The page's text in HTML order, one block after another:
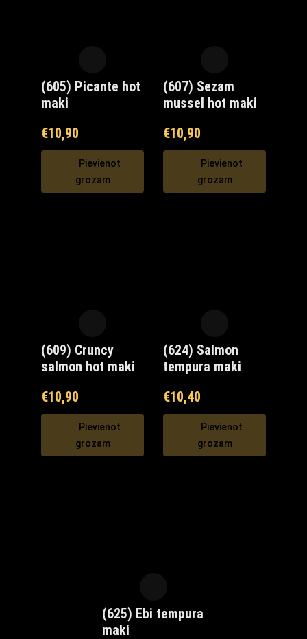
(605) Picante hot
maki
€10,90
Pievienot
grozam
(607) Sezam
mussel hot maki
€10,90
Pievienot
grozam
(609) Cruncy
salmon hot maki
€10,90
Pievienot
grozam
(624) Salmon
tempura maki
€10,40
Pievienot
grozam
(625) Ebi tempura
maki